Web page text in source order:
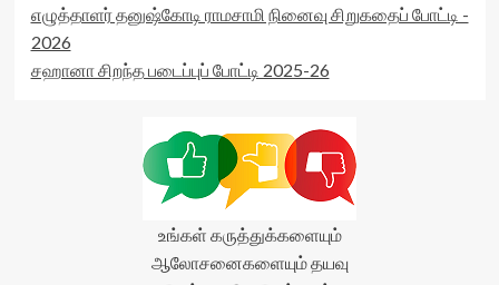
எழுத்தாளர் தனுஷ்கோடி ராமசாமி நினைவு சிறுகதைப் போட்டி -
2026
சஹானா சிறந்த படைப்புப் போட்டி 2025-26
உங்கள் கருத்துக்களையும்
ஆலோசனைகளையும் தயவு